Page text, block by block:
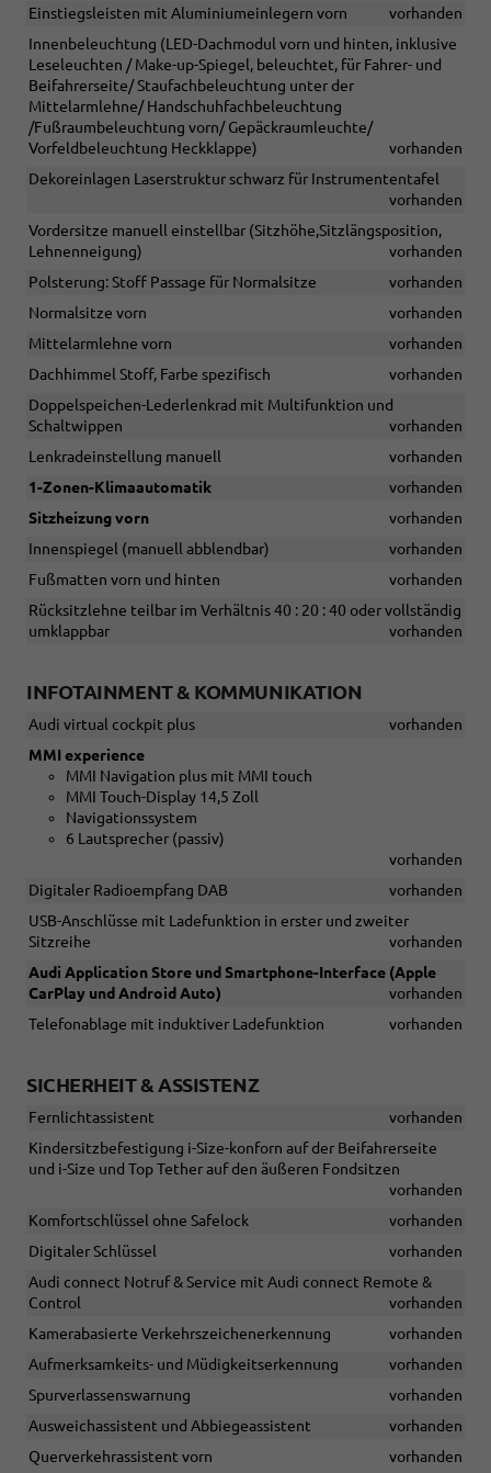
Einstiegsleisten mit Aluminiumeinlegern vorn
vorhanden
Innenbeleuchtung (LED-Dachmodul vorn und hinten, inklusive
Leseleuchten / Make-up-Spiegel, beleuchtet, für Fahrer- und
Beifahrerseite/ Staufachbeleuchtung unter der
Mittelarmlehne/ Handschuhfachbeleuchtung
/Fußraumbeleuchtung vorn/ Gepäckraumleuchte/
Vorfeldbeleuchtung Heckklappe)
vorhanden
Dekoreinlagen Laserstruktur schwarz für Instrumententafel
vorhanden
Vordersitze manuell einstellbar (Sitzhöhe,Sitzlängsposition,
Lehnenneigung)
vorhanden
Polsterung: Stoff Passage für Normalsitze
vorhanden
Normalsitze vorn
vorhanden
Mittelarmlehne vorn
vorhanden
Dachhimmel Stoff, Farbe spezifisch
vorhanden
Doppelspeichen-Lederlenkrad mit Multifunktion und
Schaltwippen
vorhanden
Lenkradeinstellung manuell
vorhanden
1-Zonen-Klimaautomatik
vorhanden
Sitzheizung vorn
vorhanden
Innenspiegel (manuell abblendbar)
vorhanden
Fußmatten vorn und hinten
vorhanden
Rücksitzlehne teilbar im Verhältnis 40 : 20 : 40 oder vollständig
umklappbar
vorhanden
INFOTAINMENT & KOMMUNIKATION
Audi virtual cockpit plus
vorhanden
MMI experience
MMI Navigation plus mit MMI touch
MMI Touch-Display 14,5 Zoll
Navigationssystem
6 Lautsprecher (passiv)
vorhanden
Digitaler Radioempfang DAB
vorhanden
USB-Anschlüsse mit Ladefunktion in erster und zweiter
Sitzreihe
vorhanden
Audi Application Store und Smartphone-Interface (Apple
CarPlay und Android Auto)
vorhanden
Telefonablage mit induktiver Ladefunktion
vorhanden
SICHERHEIT & ASSISTENZ
Fernlichtassistent
vorhanden
Kindersitzbefestigung i-Size-konforn auf der Beifahrerseite
und i-Size und Top Tether auf den äußeren Fondsitzen
vorhanden
Komfortschlüssel ohne Safelock
vorhanden
Digitaler Schlüssel
vorhanden
Audi connect Notruf & Service mit Audi connect Remote &
Control
vorhanden
Kamerabasierte Verkehrszeichenerkennung
vorhanden
Aufmerksamkeits- und Müdigkeitserkennung
vorhanden
Spurverlassenswarnung
vorhanden
Ausweichassistent und Abbiegeassistent
vorhanden
Querverkehrassistent vorn
vorhanden